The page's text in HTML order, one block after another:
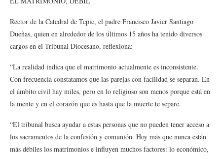
Rector de la Catedral de Tepic, el padre Francisco Javier Santiago
Dueñas, quien en alrededor de los últimos 15 años ha tenido diversos
cargos en el Tribunal Diocesano, reflexiona:
“La realidad indica que el matrimonio actualmente es inconsistente.
Con frecuencia constatamos que las parejas con facilidad se separan. En
el ámbito civil hay miles, pero en lo religioso son menos porque está en
la mente y en el corazón que es hasta que la muerte te separe.
“El tribunal busca ayudar a estas personas que no pueden tener acceso a
los sacramentos de la confesión y comunión. Hoy más que nunca están
más débiles los matrimonios e influyen muchos factores: lo económico,